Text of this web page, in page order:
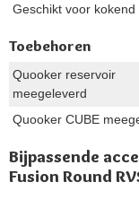
Geschikt voor kokend
Toebehoren
Quooker reservoir
meegeleverd
Quooker CUBE
Bijpassende
Fusion Round